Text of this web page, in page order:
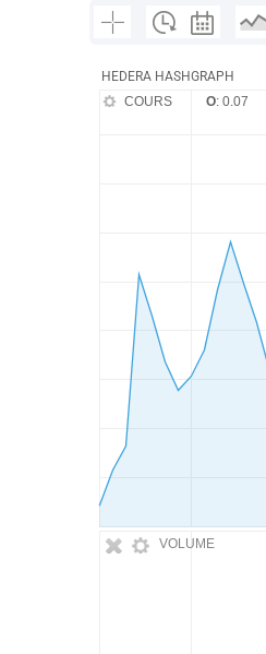
HEDERA HASHGRAPH
VOLUME
COURS O: 0.07